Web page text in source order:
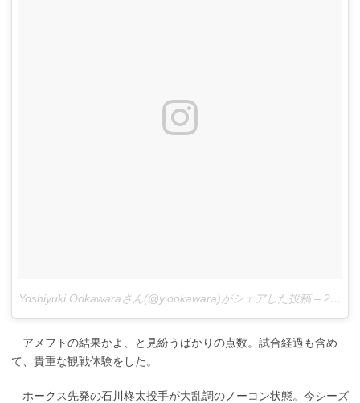
Yoshiyuki Ookawaraさん(@y.ookawara)がシェアした投稿 – 2017 8月 8 5:48午前 PDT
アメフトの結果かよ、と見紛うばかりの点数。試合経過も含め
て、貴重な観戦体験をした。
ホークス先発の石川柊太投手が大乱調のノーコン状態。今シーズ